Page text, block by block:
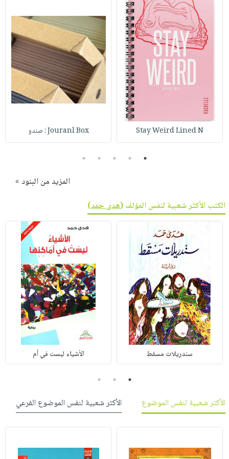
Stay Weird Lined N Jouranl Box : صندو
1
2
3
4
5
المزيد من البنود »
الكتب الأكثر شعبية لنفس المؤلف (هدى حمد)
سندريلات مسقط الأشياء ليست في أم
1
2
3
الأكثر شعبية لنفس الموضوع
الأكثر شعبية لنفس الموضوع الفرعي